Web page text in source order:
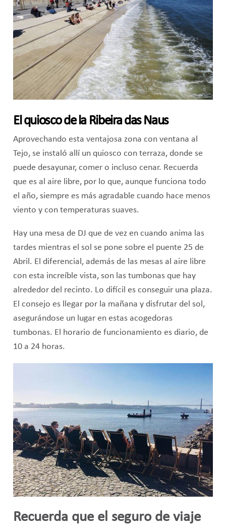
El quiosco de la Ribeira das Naus
Aprovechando esta ventajosa zona con ventana al
Tejo, se instaló allí un quiosco con terraza, donde se
puede desayunar, comer o incluso cenar. Recuerda
que es al aire libre, por lo que, aunque funciona todo
el año, siempre es más agradable cuando hace menos
viento y con temperaturas suaves.
Hay una mesa de DJ que de vez en cuando anima las
tardes mientras el sol se pone sobre el puente 25 de
Abril. El diferencial, además de las mesas al aire libre
con esta increíble vista, son las tumbonas que hay
alrededor del recinto. Lo difícil es conseguir una plaza.
El consejo es llegar por la mañana y disfrutar del sol,
asegurándose un lugar en estas acogedoras
tumbonas. El horario de funcionamiento es diario, de
10 a 24 horas.
Recuerda que el seguro de viaje